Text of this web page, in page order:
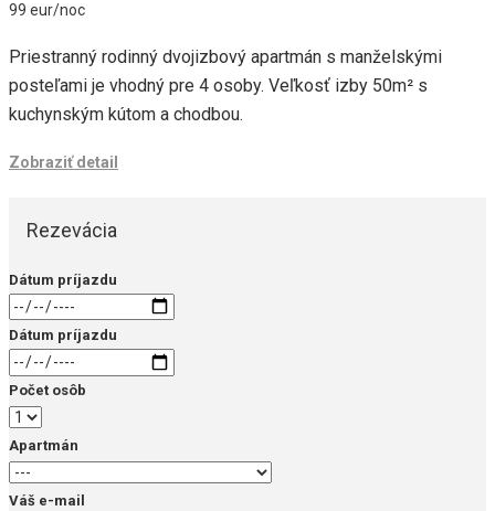
99 eur/noc
Priestranný rodinný dvojizbový apartmán s manželskými
posteľami je vhodný pre 4 osoby. Veľkosť izby 50m² s
kuchynským kútom a chodbou.
Zobraziť detail
Rezevácia
Dátum príjazdu
Dátum príjazdu
Počet osôb
Apartmán
Váš e-mail